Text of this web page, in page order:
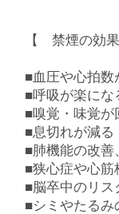
寝ても疲れが取れない病気・
慢性腎臓病について
透析医療について
心臓病について
心臓リハビリテーションにつ
枝豆って糖尿病予防に役立つ？
糖尿病の人はお酒の飲みすぎ
【 禁煙の効
■血圧や心拍
■呼吸が楽にな
■嗅覚・味覚
■息切れが減る
■肺機能の改
■狭心症や心
■脳卒中のリス
■シミやたる